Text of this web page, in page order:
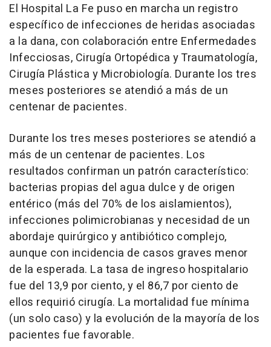
El Hospital La Fe puso en marcha un registro
específico de infecciones de heridas asociadas
a la dana, con colaboración entre Enfermedades
Infecciosas, Cirugía Ortopédica y Traumatología,
Cirugía Plástica y Microbiología. Durante los tres
meses posteriores se atendió a más de un
centenar de pacientes.
Durante los tres meses posteriores se atendió a
más de un centenar de pacientes. Los
resultados confirman un patrón característico:
bacterias propias del agua dulce y de origen
entérico (más del 70% de los aislamientos),
infecciones polimicrobianas y necesidad de un
abordaje quirúrgico y antibiótico complejo,
aunque con incidencia de casos graves menor
de la esperada. La tasa de ingreso hospitalario
fue del 13,9 por ciento, y el 86,7 por ciento de
ellos requirió cirugía. La mortalidad fue mínima
(un solo caso) y la evolución de la mayoría de los
pacientes fue favorable.